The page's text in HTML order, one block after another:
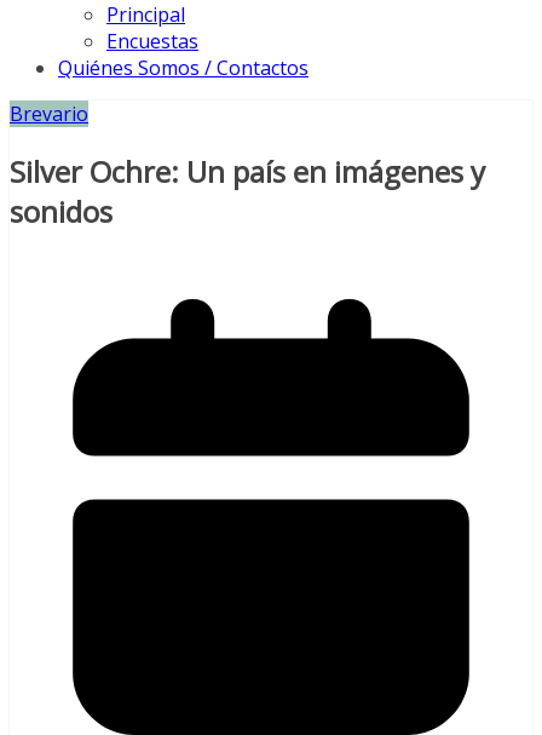
Principal
Encuestas
Quiénes Somos / Contactos
Brevario
Silver Ochre: Un país en imágenes y
sonidos